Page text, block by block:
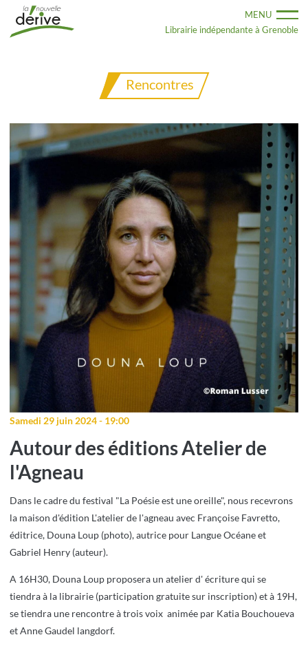
contenu
principal
Librairie indépendante à Grenoble
MENU
Rencontres
Samedi 29 juin 2024 - 19:00
Autour des éditions Atelier de
l'Agneau
Dans le cadre du festival "La Poésie est une oreille", nous recevrons
la maison d'édition L'atelier de l'agneau avec Françoise Favretto,
éditrice, Douna Loup (photo), autrice pour Langue Océane et
Gabriel Henry (auteur).
A 16H30, Douna Loup proposera un atelier d' écriture qui se
tiendra à la librairie (participation gratuite sur inscription) et à 19H,
se tiendra une rencontre à trois voix animée par Katia Bouchoueva
et Anne Gaudel langdorf.